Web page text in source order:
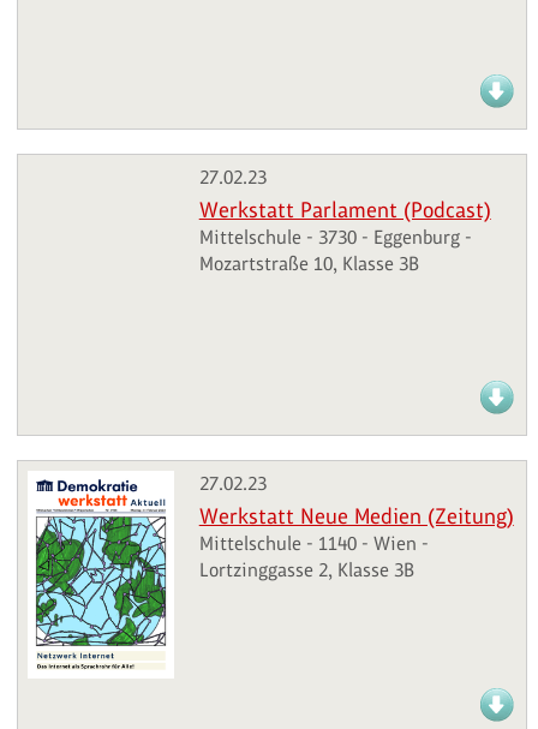
27.02.23
Werkstatt Parlament (Podcast)
Mittelschule - 3730 - Eggenburg -
Mozartstraße 10, Klasse 3B
27.02.23
Werkstatt Neue Medien (Zeitung)
Mittelschule - 1140 - Wien -
Lortzinggasse 2, Klasse 3B